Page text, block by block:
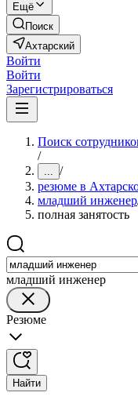
Ещё
Поиск
Ахтарский
Войти
Войти
Зарегистрироваться
Поиск
/
... /
резюме в
младший инженер
полная занятость
младший инженер
Резюме
Найти